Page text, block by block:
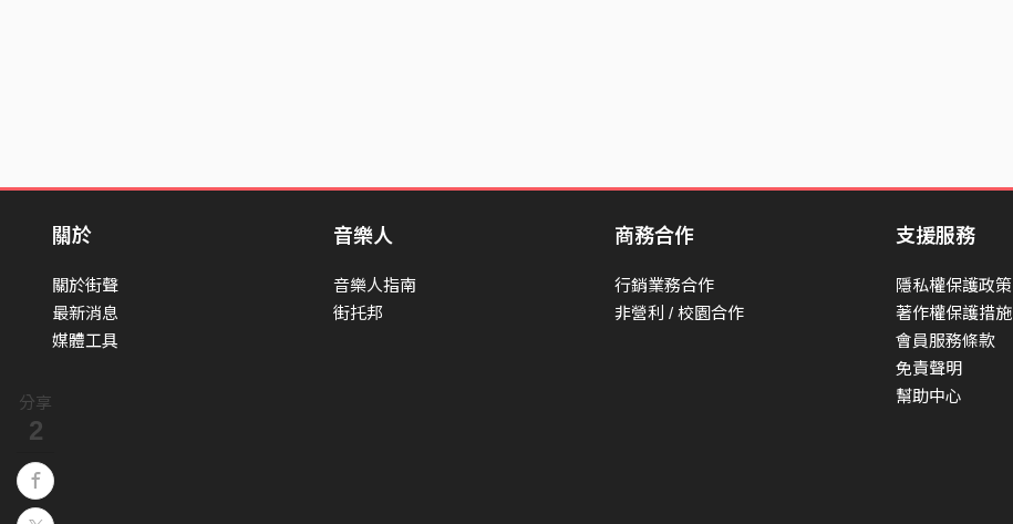
分享
2
關於
關於街聲
最新消息
媒體工具
音樂人
音樂人指南
街托邦
商務合作
行銷業務合作
非營利 / 校園合作
支援服務
隱私權保護政策
著作權保護措施
會員服務條款
免責聲明
幫助中心